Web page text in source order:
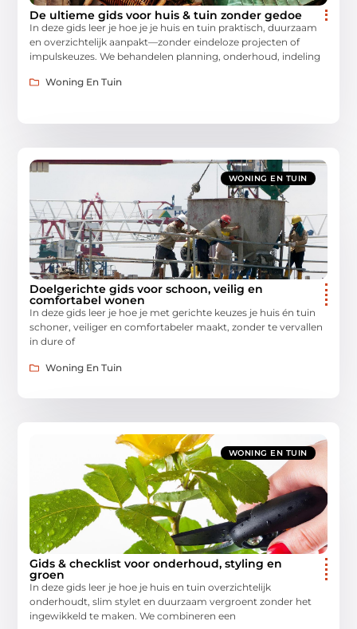
De ultieme gids voor huis & tuin zonder gedoe
In deze gids leer je hoe je je huis en tuin praktisch, duurzaam
en overzichtelijk aanpakt—zonder eindeloze projecten of
impulskeuzes. We behandelen planning, onderhoud, indeling
Woning En Tuin
WONING EN TUIN
Doelgerichte gids voor schoon, veilig en
comfortabel wonen
In deze gids leer je hoe je met gerichte keuzes je huis én tuin
schoner, veiliger en comfortabeler maakt, zonder te vervallen
in dure of
Woning En Tuin
WONING EN TUIN
Gids & checklist voor onderhoud, styling en
groen
In deze gids leer je hoe je huis en tuin overzichtelijk
onderhoudt, slim stylet en duurzaam vergroent zonder het
ingewikkeld te maken. We combineren een